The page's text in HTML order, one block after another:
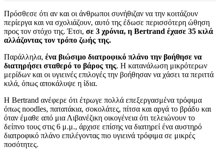
Πρόσθεσε ότι αν και οι άνθρωποι συνήθιζαν να την κοιτάζουν
περίεργα και να σχολιάζουν, αυτό της έδωσε περισσότερη ώθηση
προς τον στόχο της. Έτσι, σε 3 χρόνια, η Bertrand έχασε 35 κιλά
αλλάζοντας τον τρόπο ζωής της.
Παράλληλα, ένα βιώσιμο διατροφικό πλάνο την βοήθησε να
διατηρήσει σταθερό το βάρος της. Η κατανάλωση μικρότερων
μερίδων και οι υγιεινές επιλογές την βοήθησαν να χάσει τα περιττά
κιλά, όπως αποκάλυψε η ίδια.
Η Bertrand ανέφερε ότι έτρωγε πολλά επεξεργασμένα τρόφιμα
όπως noodles, πατατάκια, σοκολάτες, πίτσα και αργά το βράδυ και
όταν έμαθε από μια Λιβανέζικη οικογένεια ότι τελειώνουν το
δείπνο τους στις 6 μ.μ., άρχισε επίσης να διατηρεί ένα αυστηρό
διατροφικό πλάνο επιλέγοντας πιο υγιεινά τρόφιμα σε μικρές
ποσότητες.